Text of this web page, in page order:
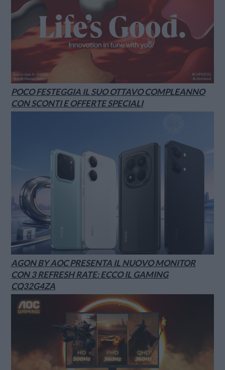
POCO FESTEGGIA IL SUO OTTAVO COMPLEANNO
CON SCONTI E OFFERTE SPECIALI
AGON BY AOC PRESENTA IL NUOVO MONITOR
CON 3 REFRESH RATE: ECCO IL GAMING
CQ32G4ZA